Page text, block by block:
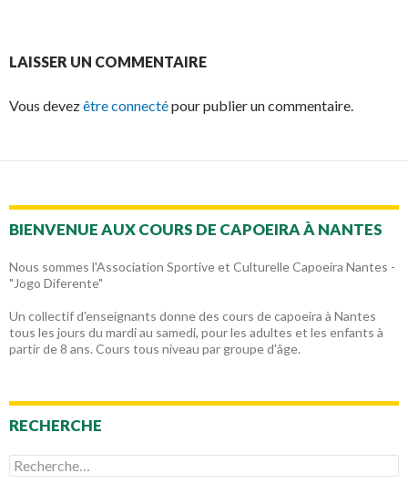
LAISSER UN COMMENTAIRE
Vous devezêtre connectépour publier un commentaire.
BIENVENUE AUX COURS DE CAPOEIRA À NANTES
Nous sommes l'Association Sportive et Culturelle Capoeira Nantes -
"Jogo Diferente"
Un collectif d'enseignants donne des cours de capoeira à Nantes
tous les jours du mardi au samedi, pour les adultes et les enfants à
partir de 8 ans. Cours tous niveau par groupe d'âge.
RECHERCHE
Rechercher :